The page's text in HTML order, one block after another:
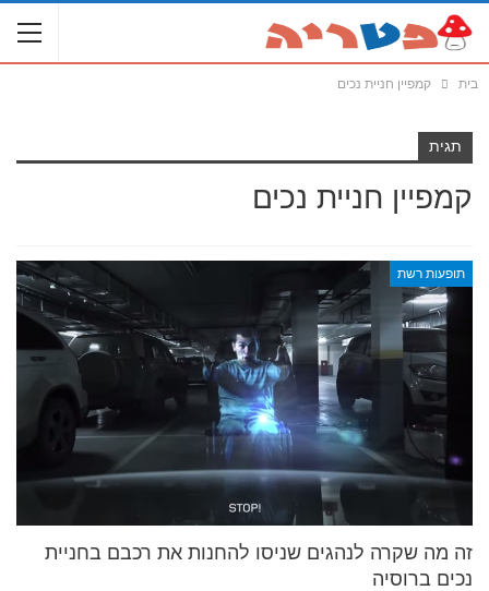
בית קמפיין חניית נכים
תגית
קמפיין חניית נכים
תופעות רשת
זה מה שקרה לנהגים שניסו להחנות את רכבם בחניית
נכים ברוסיה